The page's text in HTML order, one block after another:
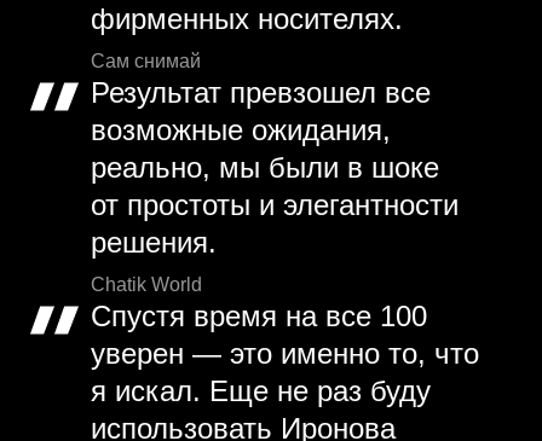
фирменных носителях.
Сам снимай
Результат превзошел все
возможные ожидания,
реально, мы были в шоке
от простоты и элегантности
решения.
Chatik World
Спустя время на все 100
уверен — это именно то, что
я искал. Еще не раз буду
использовать Иронова